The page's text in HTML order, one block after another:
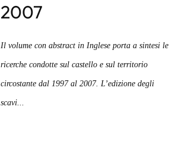
2007
Il volume con abstract in Inglese porta a sintesi le
ricerche condotte sul castello e sul territorio
circostante dal 1997 al 2007. L’edizione degli
scavi...